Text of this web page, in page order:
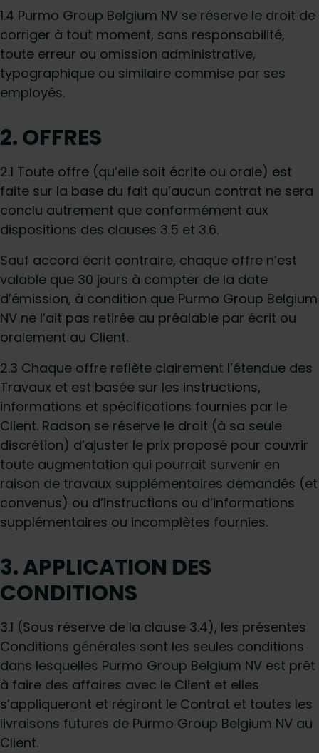
1.4 Purmo Group Belgium NV se réserve le droit de
corriger à tout moment, sans responsabilité,
toute erreur ou omission administrative,
typographique ou similaire commise par ses
employés.
2. OFFRES
2.1 Toute offre (qu’elle soit écrite ou orale) est
faite sur la base du fait qu’aucun contrat ne sera
conclu autrement que conformément aux
dispositions des clauses 3.5 et 3.6.
Sauf accord écrit contraire, chaque offre n’est
valable que 30 jours à compter de la date
d’émission, à condition que Purmo Group Belgium
NV ne l’ait pas retirée au préalable par écrit ou
oralement au Client.
2.3 Chaque offre reflète clairement l’étendue des
Travaux et est basée sur les instructions,
informations et spécifications fournies par le
Client. Radson se réserve le droit (à sa seule
discrétion) d’ajuster le prix proposé pour couvrir
toute augmentation qui pourrait survenir en
raison de travaux supplémentaires demandés (et
convenus) ou d’instructions ou d’informations
supplémentaires ou incomplètes fournies.
3. APPLICATION DES
CONDITIONS
3.1 (Sous réserve de la clause 3.4), les présentes
Conditions générales sont les seules conditions
dans lesquelles Purmo Group Belgium NV est prêt
à faire des affaires avec le Client et elles
s’appliqueront et régiront le Contrat et toutes les
livraisons futures de Purmo Group Belgium NV au
Client.